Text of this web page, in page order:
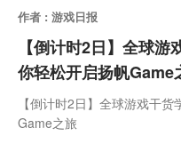
作者 : 游戏日报
【倒计时2日】全球
你轻松开启扬帆Game
【倒计时2日】全球游戏干
Game之旅